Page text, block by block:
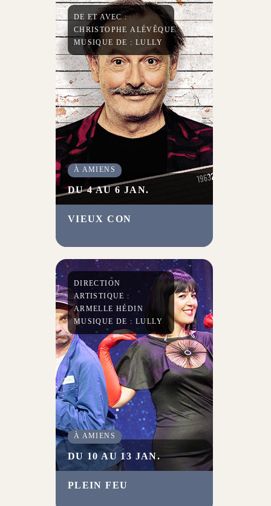
régal !
VIEUX CON
DE ET AVEC :
CHRISTOPHE ALÉVÊQUE
MUSIQUE DE : LULLY
À AMIENS
DU 4 AU 6 JAN.
Christophe Alévêque bataille
contre le conformisme de la
pensée, pour le plaisir de la
libre expression.
PLEIN FEU
DIRECTION
ARTISTIQUE :
ARMELLE HÉDIN
MUSIQUE DE : LULLY
À AMIENS
DU 10 AU 13 JAN.
Le Cabaret extraordinaire avait